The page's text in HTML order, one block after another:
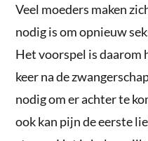
Veel moeders maken
nodig is om opnieuw
Het voorspel is daarom
keer na de
nodig om er achter te
ook kan pijn de eerste